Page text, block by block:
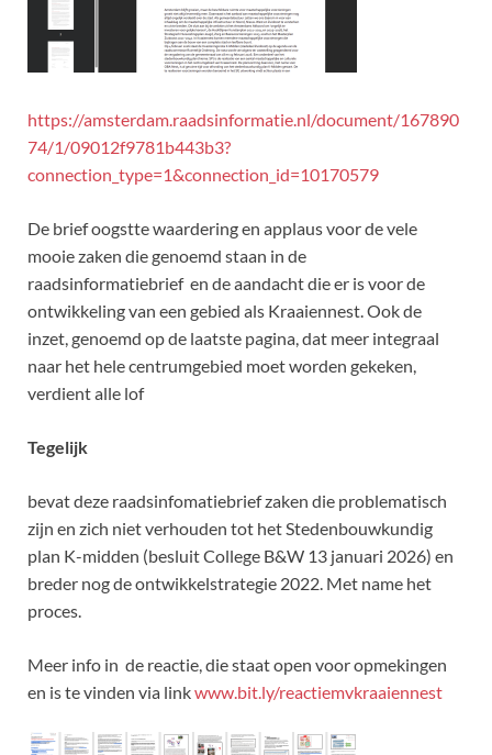
https://amsterdam.raadsinformatie.nl/document/167890
74/1/09012f9781b443b3?
connection_type=1&connection_id=10170579
De brief oogstte waardering en applaus voor de vele
mooie zaken die genoemd staan in de
raadsinformatiebrief en de aandacht die er is voor de
ontwikkeling van een gebied als Kraaiennest. Ook de
inzet, genoemd op de laatste pagina, dat meer integraal
naar het hele centrumgebied moet worden gekeken,
verdient alle lof
Tegelijk
bevat deze raadsinfomatiebrief zaken die problematisch
zijn en zich niet verhouden tot het Stedenbouwkundig
plan K-midden (besluit College B&W 13 januari 2026) en
breder nog de ontwikkelstrategie 2022. Met name het
proces.
Meer info in de reactie, die staat open voor opmekingen
en is te vinden via linkwww.bit.ly/reactiemvkraaiennest